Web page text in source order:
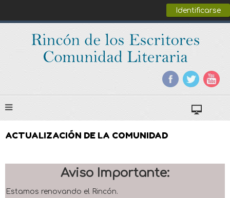
Identificarse
ACTUALIZACIÓN DE LA COMUNIDAD
Aviso Importante:
Estamos renovando el Rincón.